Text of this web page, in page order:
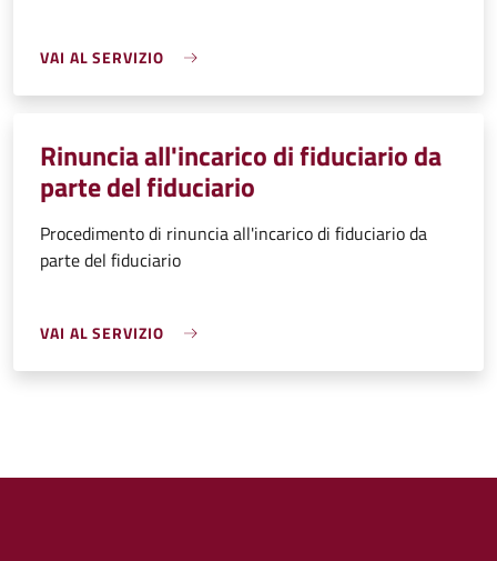
VAI AL SERVIZIO
Rinuncia all'incarico di fiduciario da
parte del fiduciario
Procedimento di rinuncia all'incarico di fiduciario da
parte del fiduciario
VAI AL SERVIZIO